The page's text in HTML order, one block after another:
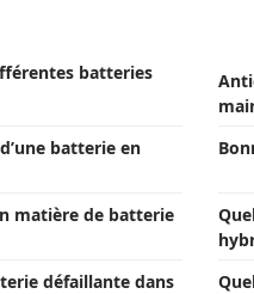
batteries
batterie en
matière de batterie
défaillante dans